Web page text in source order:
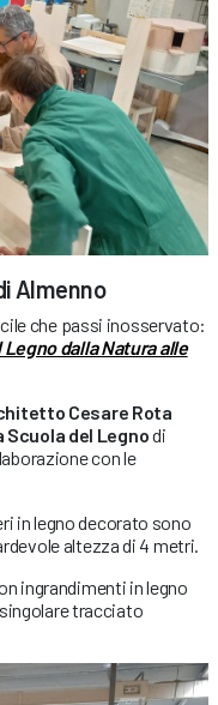
Almenno
che passi inosservato:
Legno dalla Natura alle
Cesare Rota
del Legnodi
con le
in legno decorato sono
altezza di 4 metri.
ingrandimenti in legno
singolare tracciato